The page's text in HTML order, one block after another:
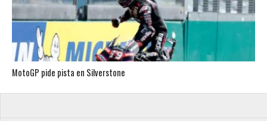
MotoGP pide pista en Silverstone